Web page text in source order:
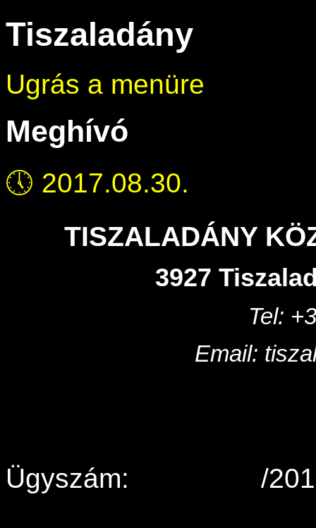
Tiszaladány
Ugrás a menüre
Meghívó
🕔 2017.08.30.
TISZALADÁNY
3927
Tel:
Email:
Ügyszám: /